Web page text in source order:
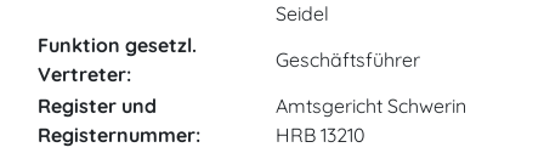
Seidel
Funktion gesetzl.
Vertreter:
Geschäftsführer
Register und
Registernummer:
Amtsgericht Schwerin
HRB 13210